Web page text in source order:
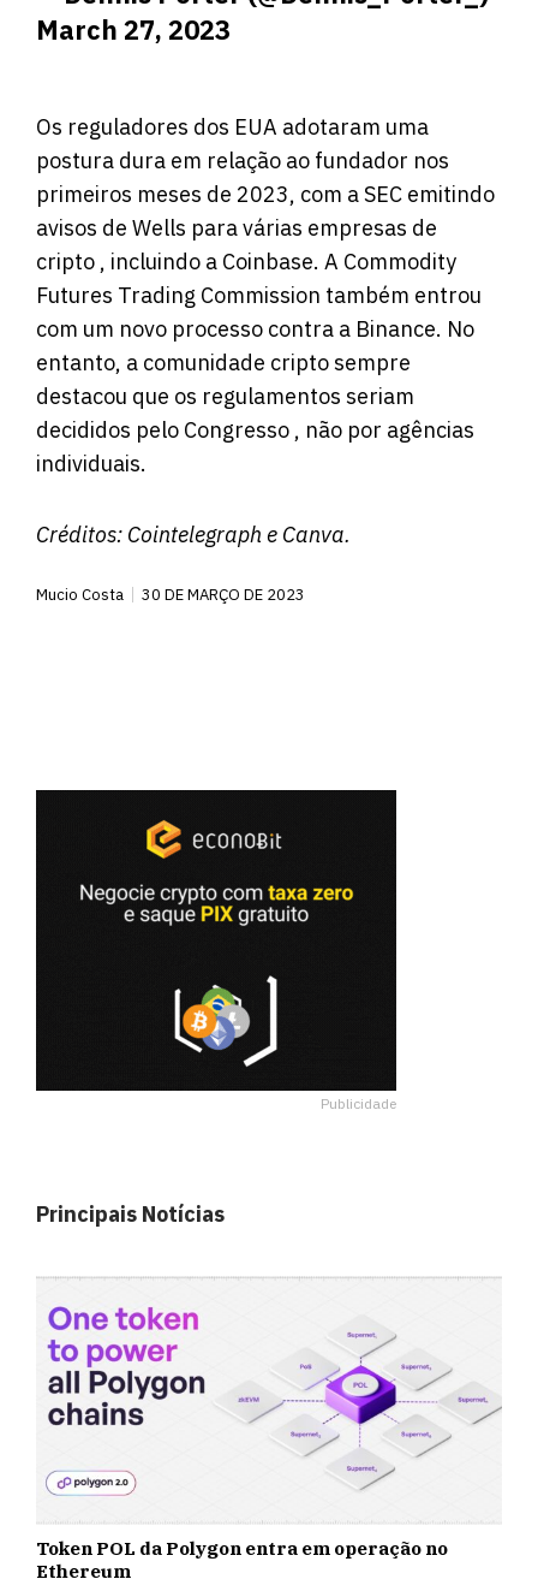
March 27, 2023
Os reguladores dos EUA adotaram uma
postura dura em relação ao fundador nos
primeiros meses de 2023, com a SEC emitindo
avisos de Wells para várias empresas de
cripto , incluindo a Coinbase. A Commodity
Futures Trading Commission também entrou
com um novo processo contra a Binance. No
entanto, a comunidade cripto sempre
destacou que os regulamentos seriam
decididos pelo Congresso , não por agências
individuais.
Créditos: Cointelegraph e Canva.
Mucio Costa 30 DE MARÇO DE 2023
Publicidade
Principais Notícias
Token POL da Polygon entra em operação no
Ethereum